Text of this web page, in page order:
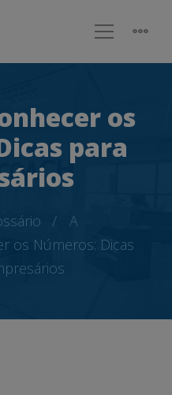
os
para
A
os Números: Dicas